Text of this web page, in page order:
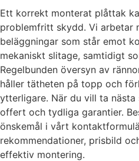
Ett korrekt monterat plåttak
problemfritt skydd. Vi arbetar
beläggningar som står emot
mekaniskt slitage, samtidigt
Regelbunden översyn av
håller tätheten på topp och
ytterligare. När du vill ta
offert och tydliga garantier.
önskemål i vårt
rekommendationer, prisbild
effektiv montering.